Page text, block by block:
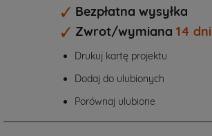
Bezpłatna wysyłka
Zwrot/wymiana 14 dni
Drukuj kartę projektu
Dodaj do ulubionych
Porównaj ulubione